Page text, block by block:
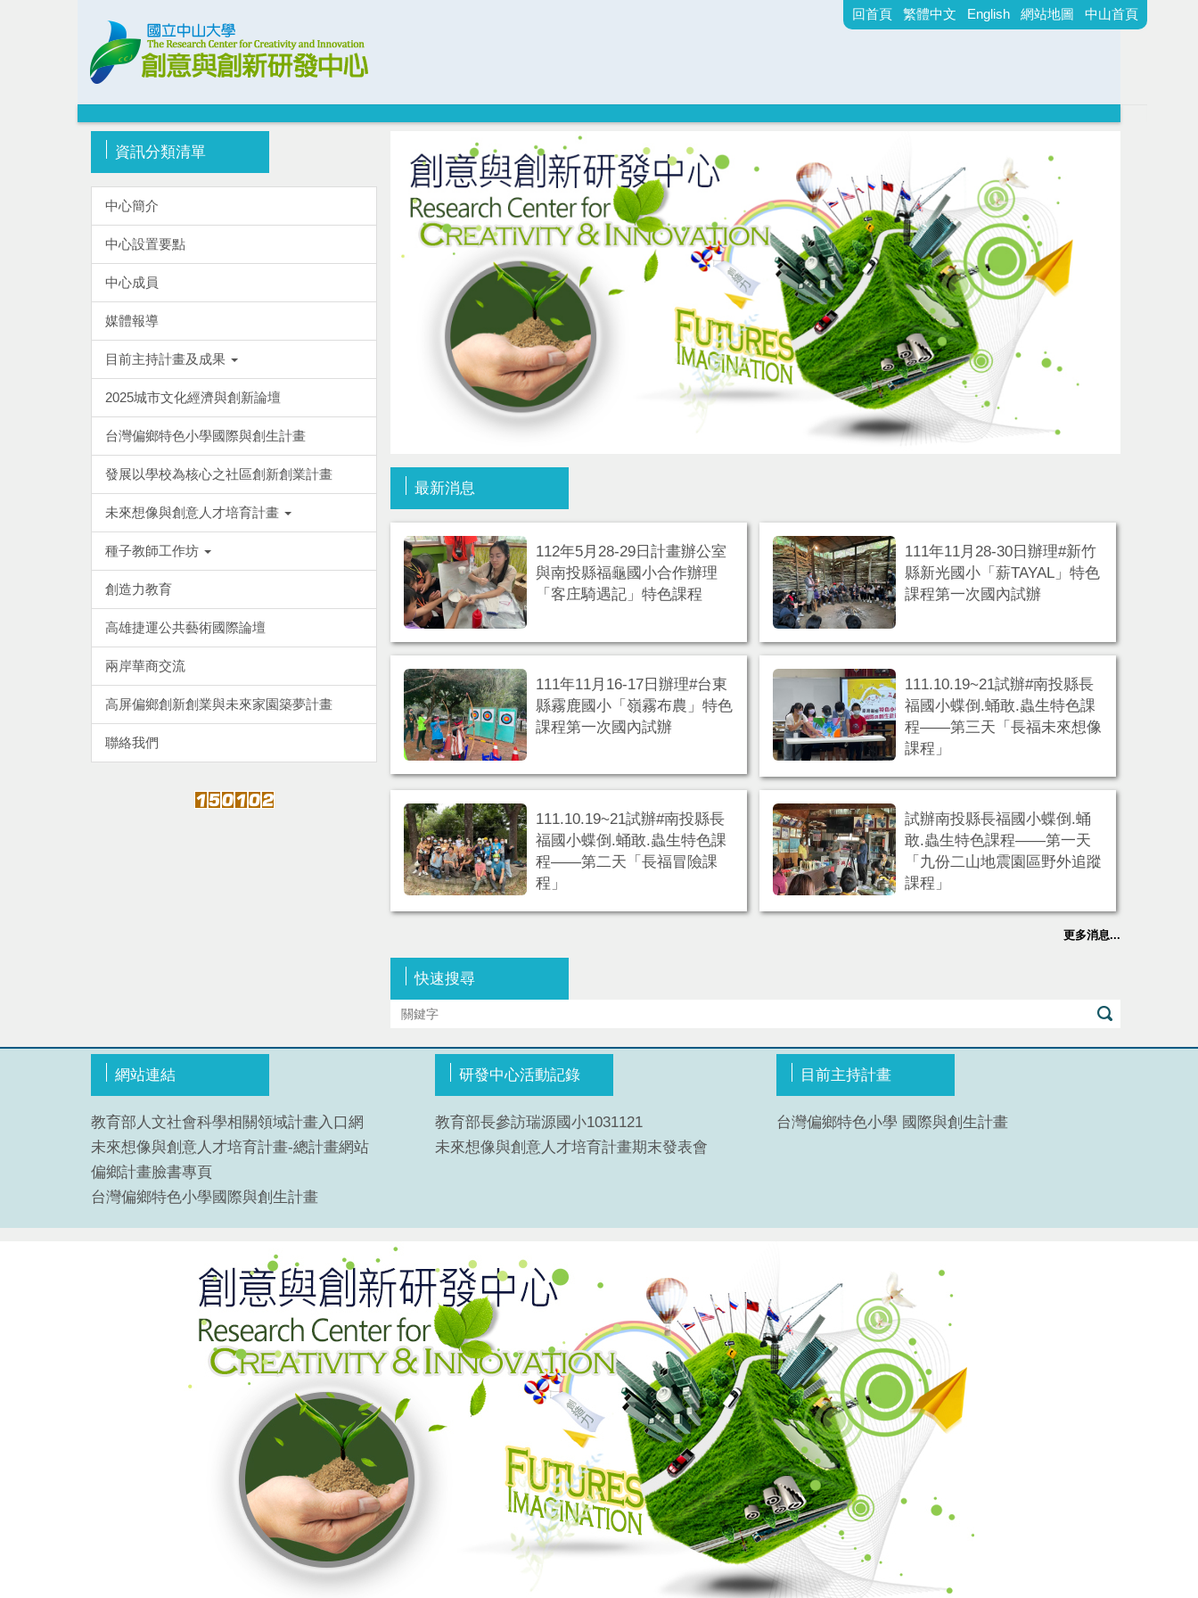
回首頁 繁體中文 English 網站地圖 中山首頁
資訊分類清單
中心簡介
中心設置要點
中心成員
媒體報導
目前主持計畫及成果
2025城市文化經濟與創新論壇
台灣偏鄉特色小學國際與創生計畫
發展以學校為核心之社區創新創業計畫
未來想像與創意人才培育計畫
種子教師工作坊
創造力教育
高雄捷運公共藝術國際論壇
兩岸華商交流
高屏偏鄉創新創業與未來家園築夢計畫
聯絡我們
最新消息
112年5月28-29日計畫辦公室
與南投縣福龜國小合作辦理
「客庄騎遇記」特色課程
111年11月28-30日辦理#新竹
縣新光國小「薪TAYAL」特色
課程第一次國內試辦
111年11月16-17日辦理#台東
縣霧鹿國小「嶺霧布農」特色
課程第一次國內試辦
111.10.19~21試辦#南投縣長
福國小蝶倒.蛹敢.蟲生特色課
程——第三天「長福未來想像
課程」
111.10.19~21試辦#南投縣長
福國小蝶倒.蛹敢.蟲生特色課
程——第二天「長福冒險課
程」
試辦南投縣長福國小蝶倒.蛹
敢.蟲生特色課程——第一天
「九份二山地震園區野外追蹤
課程」
更多消息...
快速搜尋
網站連結
教育部人文社會科學相關領域計畫入口網
未來想像與創意人才培育計畫-總計畫網站
偏鄉計畫臉書專頁
台灣偏鄉特色小學國際與創生計畫
研發中心活動記錄
教育部長參訪瑞源國小1031121
未來想像與創意人才培育計畫期末發表會
目前主持計畫
台灣偏鄉特色小學 國際與創生計畫